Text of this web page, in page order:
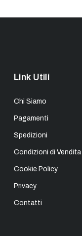
Link Utili
Chi Siamo
Pagamenti
Spedizioni
Condizioni di Vendita
Cookie Policy
Privacy
Contatti